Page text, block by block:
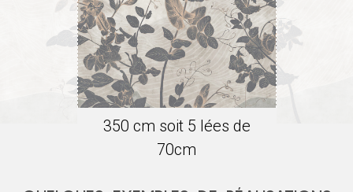
350 cm soit 5 lées de
70cm